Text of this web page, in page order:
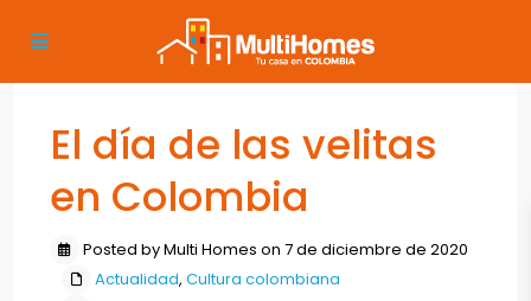
El día de las velitas
en Colombia
Posted by Multi Homes on 7 de diciembre de 2020
Actualidad, Cultura colombiana